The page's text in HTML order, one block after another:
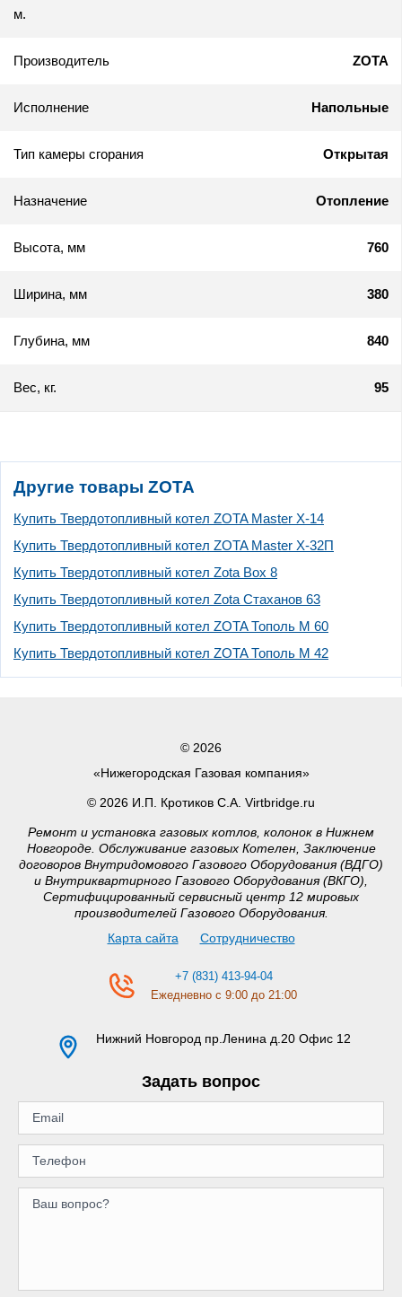
м.
Производитель ZOTA
Исполнение Напольные
Тип камеры сгорания Открытая
Назначение Отопление
Высота, мм 760
Ширина, мм 380
Глубина, мм 840
Вес, кг. 95
Другие товары ZOTA
Купить Твердотопливный котел ZOTA Master X-14
Купить Твердотопливный котел ZOTA Master X-32П
Купить Твердотопливный котел Zota Box 8
Купить Твердотопливный котел Zota Стаханов 63
Купить Твердотопливный котел ZOTA Тополь М 60
Купить Твердотопливный котел ZOTA Тополь М 42
© 2026
«Нижегородская Газовая компания»
© 2026 И.П. Кротиков С.А. Virtbridge.ru
Ремонт и установка газовых котлов, колонок в Нижнем
Новгороде. Обслуживание газовых Котелен, Заключение
договоров Внутридомового Газового Оборудования (ВДГО)
и Внутриквартирного Газового Оборудования (ВКГО),
Сертифицированный сервисный центр 12 мировых
производителей Газового Оборудования.
Карта сайта
Сотрудничество
+7 (831) 413-94-04
Ежедневно с 9:00 до 21:00
Нижний Новгород пр.Ленина д.20 Офис 12
Задать вопрос